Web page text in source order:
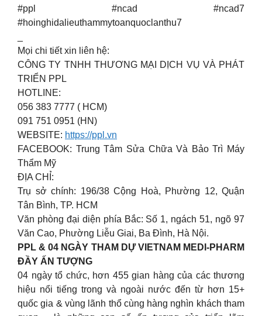
#ppl #ncad #ncad7
#hoinghidalieuthammytoanquoclanthu7
Mọi chi tiết xin liên hệ:
CÔNG TY TNHH THƯƠNG MẠI DỊCH VỤ VÀ PHÁT
TRIỂN PPL
HOTLINE:
056 383 7777 ( HCM)
091 751 0951 (HN)
WEBSITE: https://ppl.vn
FACEBOOK: Trung Tâm Sửa Chữa Và Bảo Trì Máy
Thẩm Mỹ
ĐỊA CHỈ:
Trụ sở chính: 196/38 Cộng Hoà, Phường 12, Quận
Tân Bình, TP. HCM
Văn phòng đại diện phía Bắc: Số 1, ngách 51, ngõ 97
Văn Cao, Phường Liễu Giai, Ba Đình, Hà Nội.
PPL & 04 NGÀY THAM DỰ VIETNAM MEDI-PHARM
ĐẦY ẤN TƯỢNG
04 ngày tổ chức, hơn 455 gian hàng của các thương
hiệu nổi tiếng trong và ngoài nước đến từ hơn 15+
quốc gia & vùng lãnh thổ cùng hàng nghìn khách tham